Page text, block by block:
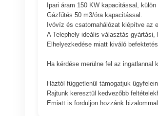
Ipari áram 150 KW kapacitással,
Gázfűtés 50 m3/óra kapacitással.
Ivóvíz és csatornahálózat kiépítve az
A Telephely ideális választás
Elhelyezkedése miatt kiváló
Ha kérdése merülne fel az
Háztól függetlenül támogatjuk
Rajtunk keresztül kedvezőbb
Emiatt is forduljon hozzánk